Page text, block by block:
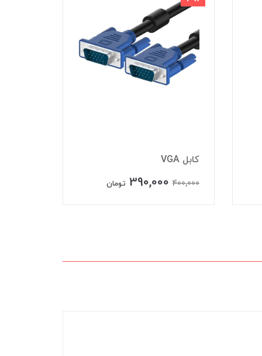
کابل VGA
400,000
390,000 تومان